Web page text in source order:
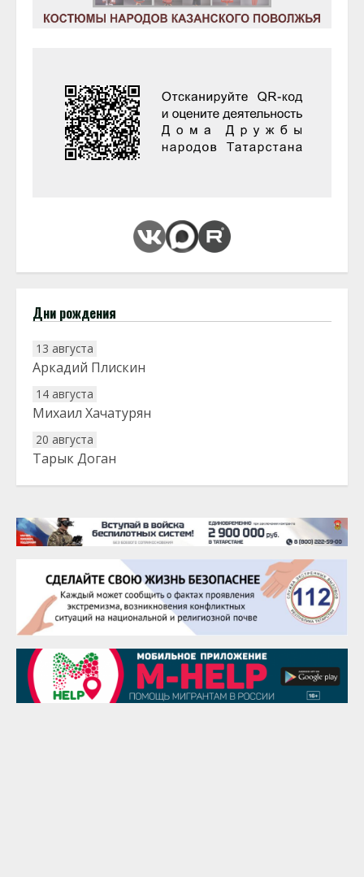
Дни рождения
13 августа
Аркадий Плискин
14 августа
Михаил Хачатурян
20 августа
Тарык Доган
22 августа
25 августа
Сэсэгма Бубеева
28 августа
Чингиз Мустафаев
29 августа
Надежда Рослова
1 сентября
Гали Хасанов